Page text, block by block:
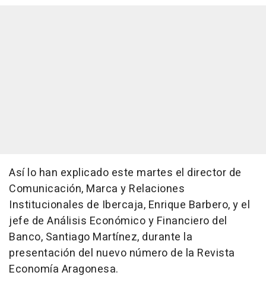
Así lo han explicado este martes el director de
Comunicación, Marca y Relaciones
Institucionales de Ibercaja, Enrique Barbero, y el
jefe de Análisis Económico y Financiero del
Banco, Santiago Martínez, durante la
presentación del nuevo número de la Revista
Economía Aragonesa.